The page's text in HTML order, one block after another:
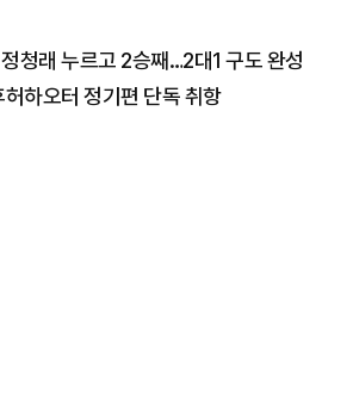
청래 누르고 2승째…2대1 구도 완성
하오터 정기편 단독 취항